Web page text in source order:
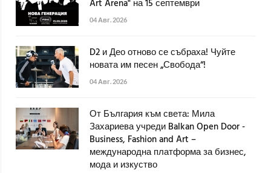
Art Arena" на 15 септември
04 Авг. 2026
D2 и Део отново се събраха! Чуйте
новата им песен „Свобода“!
04 Авг. 2026
От България към света: Мила
Захариева учреди Balkan Open Door -
Business, Fashion and Art –
международна платформа за бизнес,
мода и изкуство